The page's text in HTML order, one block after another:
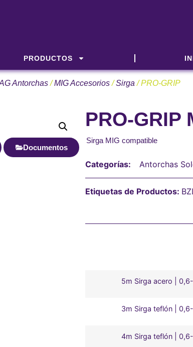
PRODUCTOS
Antorchas/MIG Accesorios/Sirga / PRO-GRIP
Documentos
PRO-
Sirga MIG compatible
Categorías: Antorchas
Etiquetas de Productos:
5m Sirga acero |
3m Sirga teflón |
4m Sirga teflón |